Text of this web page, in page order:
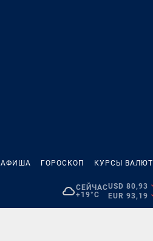
АФИША ГОРОСКОП КУРСЫ ВАЛЮТ
СЕЙЧАС
+19°C
USD 80,93
EUR 93,19